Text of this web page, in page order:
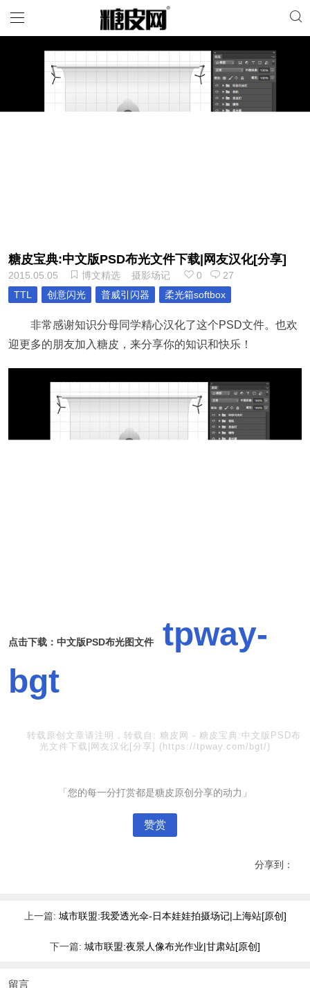
糖皮宝典:中文版PSD布光文件下载|网友汉化[分享]
2015.05.05 博文精选 摄影场记 0
27
TTL
创意闪光 普威引闪器 柔光箱softbox
非常感谢知识分母同学精心汉化了这个PSD文件。也欢
迎更多的朋友加入糖皮，来分享你的知识和快乐！
点击下载：中文版PSD布光图文件
tpway-
bgt
转载原创文章请注明，转载自: 糖皮网 - 糖皮宝典:中文版PSD布
光文件下载|网友汉化[分享] (https://tpway.com/bgt/)
「您的每一分打赏都是糖皮原创分享的动力」
赞赏
分享到：
上一篇: 城市联盟:我爱透光伞-日本娃娃拍摄场记|上海站[原创]
下一篇: 城市联盟:夜景人像布光作业|甘肃站[原创]
留言